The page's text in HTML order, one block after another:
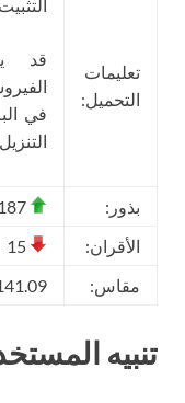
تعليمات
التحميل:
قد
في
بذور:
الأقران:
مقاس:
141.09
تنبيه